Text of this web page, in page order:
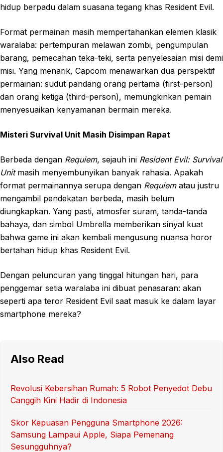
hidup berpadu dalam suasana tegang khas Resident Evil.
Format permainan masih mempertahankan elemen klasik
waralaba: pertempuran melawan zombi, pengumpulan
barang, pemecahan teka-teki, serta penyelesaian misi demi
misi. Yang menarik, Capcom menawarkan dua perspektif
permainan: sudut pandang orang pertama (first-person)
dan orang ketiga (third-person), memungkinkan pemain
menyesuaikan kenyamanan bermain mereka.
Misteri Survival Unit Masih Disimpan Rapat
Berbeda dengan Requiem, sejauh ini Resident Evil: Survival
Unitmasih menyembunyikan banyak rahasia. Apakah
format permainannya serupa dengan Requiematau justru
mengambil pendekatan berbeda, masih belum
diungkapkan. Yang pasti, atmosfer suram, tanda-tanda
bahaya, dan simbol Umbrella memberikan sinyal kuat
bahwa game ini akan kembali mengusung nuansa horor
bertahan hidup khas Resident Evil.
Dengan peluncuran yang tinggal hitungan hari, para
penggemar setia waralaba ini dibuat penasaran: akan
seperti apa teror Resident Evil saat masuk ke dalam layar
smartphone mereka?
Also Read
Revolusi Kebersihan Rumah: 5 Robot Penyedot Debu
Canggih Kini Hadir di Indonesia
Skor Kepuasan Pengguna Smartphone 2026:
Samsung Lampaui Apple, Siapa Pemenang
Sesungguhnya?